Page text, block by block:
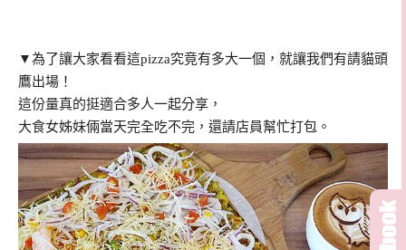
▼為了讓大家看看這pizza究竟有多大一個，就讓我們有請貓頭
鷹出場！
這份量真的挺適合多人一起分享，
大食女姊妹倆當天完全吃不完，還請店員幫忙打包。